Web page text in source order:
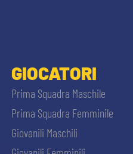
GIOCATORI
Prima Squadra Maschile
Prima Squadra Femminile
Giovanili Maschili